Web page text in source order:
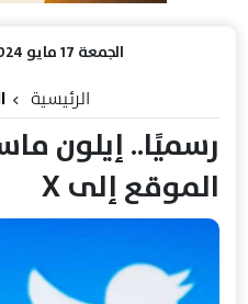
الجمعة 17 مايو 2024 | 06:32 م
الرئيسية
رسميًا.. إيلون
الموقع إلى X